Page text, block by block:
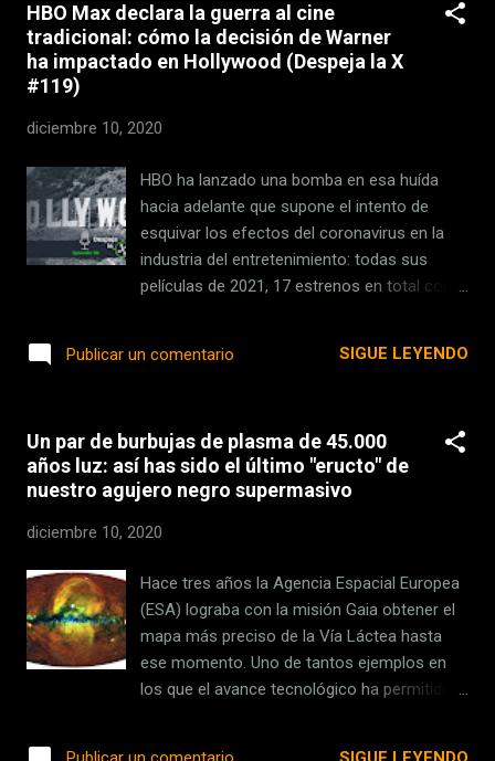
quieres gastar más de 150 euros . Fire TV
Cube Recién llegado a España, pero con
cierto recorrido en algunos países
Cube ( 119,99 euros ) es el centro
catálogo . El concepto fusiona dos
dispositivos, un Fire TV 4K y un altavoz Echo
Dot, lo que permite utilizar el asistente de
voz Alexa sin pulsar ningún botón. Con sus 2
GB de RAM, procesador de seis núcleos y 16
fuentes, canales y apagarlo/encenderlo.
HBO Max declara la guerra al cine
tradicional: cómo la decisión de Warner
ha impactado en Hollywood (Despeja la X
#119)
diciembre 10, 2020
HBO ha lanzado una bomba en esa huída
hacia adelante que supone el intento de
esquivar los efectos del coronavirus en la
industria del entretenimiento: todas sus
películas de 2021, 17 estrenos en total con
entre muchos otros, se verán
literalmente nunca vista con anterioridad que
podría cambiar el negocio de la exhibición
para siempre. Detrás de esta medida se
esconden una serie de decisiones que van
compensar las recaudaciones ajustadas de
películas como 'Tenet', estrenada de forma
tradicional en plena pandemia, a cuestiones
que tienen su raíz en la auténtica naturaleza
de Warnermedia como propiedad del gigante
Publicar un comentario SIGUE LEYENDO
Un par de burbujas de plasma de 45.000
años luz: así has sido el último "eructo" de
nuestro agujero negro supermasivo
diciembre 10, 2020
Hace tres años la Agencia Espacial Europea
(ESA) lograba con la misión Gaia obtener el
mapa más preciso de la Vía Láctea hasta
ese momento. Uno de tantos ejemplos en
los que el avance tecnológico ha permitido